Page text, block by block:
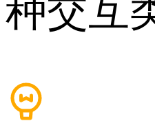
种交互